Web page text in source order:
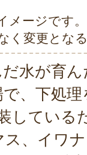
ージです。
く変更とな
水が育
、下処
している
、イワ